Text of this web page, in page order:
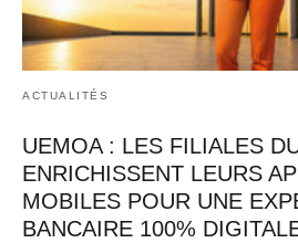
ACTUALITÉS
UEMOA : LES FILIALES
ENRICHISSENT LEURS
MOBILES POUR UNE
BANCAIRE 100%